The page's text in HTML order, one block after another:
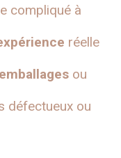
compliqué à
réelle
emballages ou
défectueux ou